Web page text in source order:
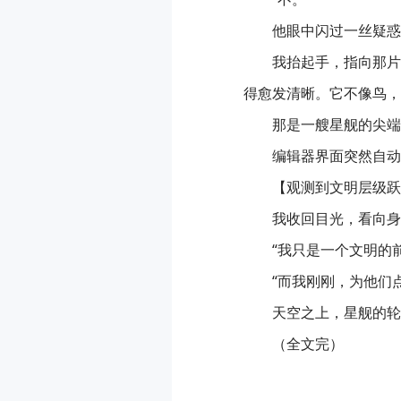
他眼中闪过一丝疑
我抬起手，指向那
得愈发清晰。它不像鸟
那是一艘星舰的尖
编辑器界面突然自
【观测到文明层级
我收回目光，看向
“我只是一个文明的
“而我刚刚，为他们
天空之上，星舰的
（全文完）